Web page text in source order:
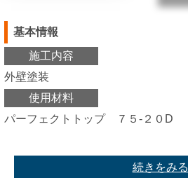
基本情報
施工内容
外壁塗装
使用材料
パーフェクトトップ ７５-２０D
続きをみる